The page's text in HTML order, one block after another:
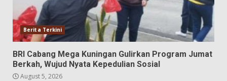
Berita Terkini
BRI Cabang Mega Kuningan Gulirkan Program Jumat
Berkah, Wujud Nyata Kepedulian Sosial
August 5, 2026